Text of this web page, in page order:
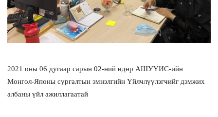
2021 оны 06 дугаар сарын 02-ний өдөр АШУҮИС-ийн
Монгол-Японы сургалтын эмнэлгийн Үйлчлүүлэгчийг дэмжих
албаны үйл ажиллагаатай